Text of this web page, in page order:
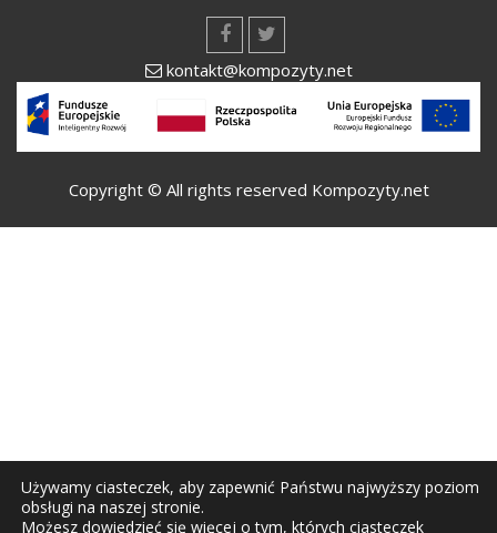
kontakt@kompozyty.net
Copyright © All rights reserved Kompozyty.net
Używamy ciasteczek, aby zapewnić Państwu najwyższy poziom
obsługi na naszej stronie.
Możesz dowiedzieć się więcej o tym, których ciasteczek